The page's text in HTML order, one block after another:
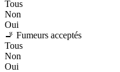
Tous
Non
Oui
🚬 Fumeurs acceptés
Tous
Non
Oui